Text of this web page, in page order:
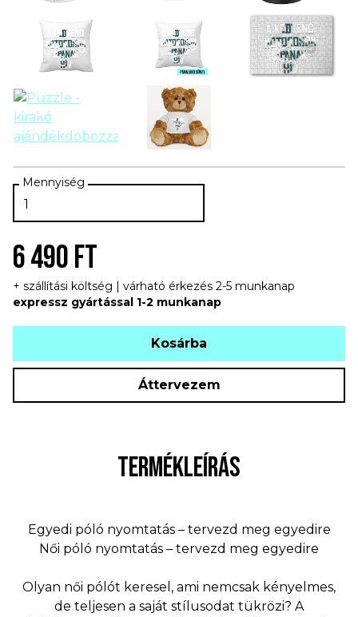
6 490 FT
+ szállítási költség | várható érkezés 2-5 munkanap
expressz gyártással 1-2 munkanap
Kosárba
Áttervezem
TERMÉKLEÍRÁS
Egyedi póló nyomtatás – tervezd meg egyedire
Női póló nyomtatás – tervezd meg egyedire
Olyan női pólót keresel, ami nemcsak kényelmes,
de teljesen a saját stílusodat tükrözi? A